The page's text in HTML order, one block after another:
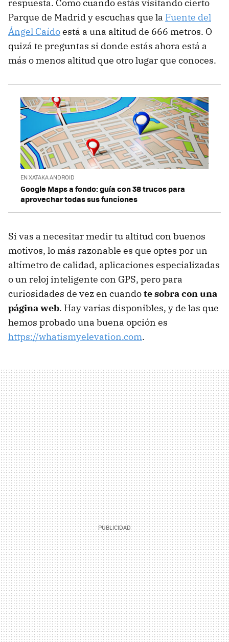
respuesta. Como cuando estás visitando cierto
Parque de Madrid y escuchas que la Fuente del
Ángel Caídoestá a una altitud de 666 metros. O
quizá te preguntas si donde estás ahora está a
más o menos altitud que otro lugar que conoces.
EN XATAKA ANDROID
Google Maps a fondo: guía con 38 trucos para
aprovechar todas sus funciones
Si vas a necesitar medir tu altitud con buenos
motivos, lo más razonable es que optes por un
altímetro de calidad, aplicaciones especializadas
o un reloj inteligente con GPS, pero para
curiosidades de vez en cuandote sobra con una
página web. Hay varias disponibles, y de las que
hemos probado una buena opción es
https://whatismyelevation.com.